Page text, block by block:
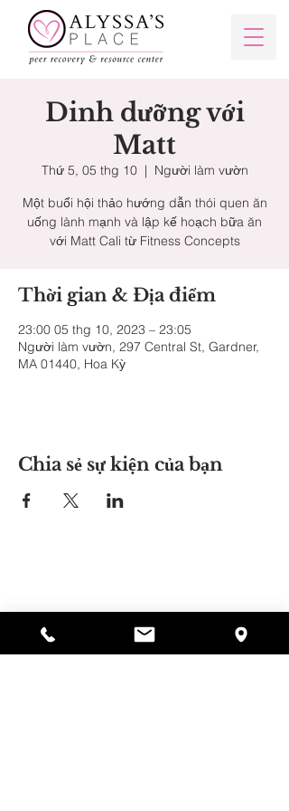
Dinh dưỡng với
Matt
Thứ 5, 05 thg 10
  |
Người làm vườn
Một buổi hội thảo hướng dẫn thói quen ăn
uống lành mạnh và lập kế hoạch bữa ăn
với Matt Cali từ Fitness Concepts
Thời gian & Địa điểm
23:00 05 thg 10, 2023 – 23:05
Người làm vườn, 297 Central St, Gardner,
MA 01440, Hoa Kỳ
Chia sẻ sự kiện của bạn